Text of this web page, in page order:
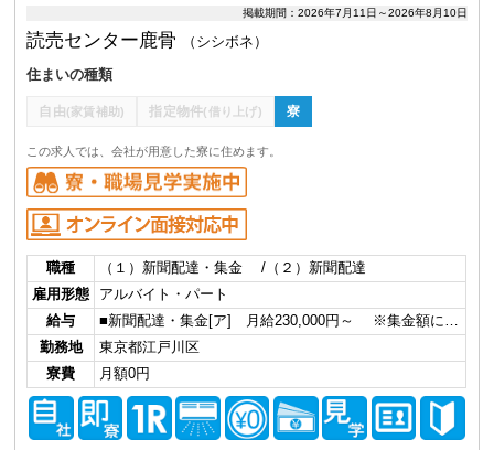
掲載期間：2026年7月11日～2026年8月10日
読売センター鹿骨
（シシボネ）
住まいの種類
自由(家賃補助) 指定物件(借り上げ) 寮
この求人では、会社が用意した寮に住めます。
職種
（１）新聞配達・集金 /（２）新聞配達
雇用形態
アルバイト・パート
給与
■新聞配達・集金[ア] 月給230,000円～ ※集金額に…
勤務地
東京都江戸川区
寮費
月額0円